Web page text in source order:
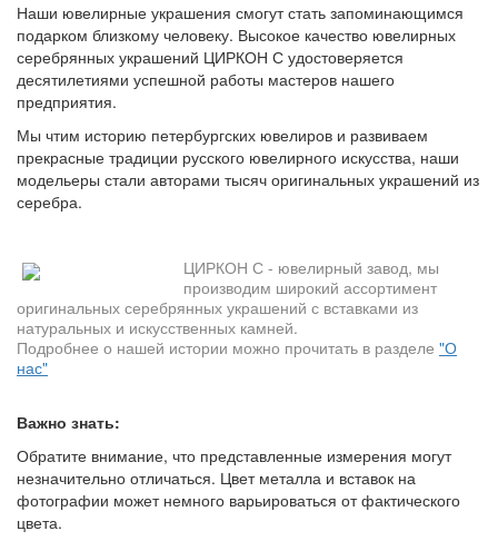
Наши ювелирные украшения смогут стать запоминающимся
подарком близкому человеку. Высокое качество ювелирных
серебрянных украшений ЦИРКОН С удостоверяется
десятилетиями успешной работы мастеров нашего
предприятия.
Мы чтим историю петербургских ювелиров и развиваем
прекрасные традиции русского ювелирного искусства, наши
модельеры стали авторами тысяч оригинальных украшений из
серебра.
ЦИРКОН С - ювелирный завод, мы
производим широкий ассортимент
оригинальных серебрянных украшений с вставками из
натуральных и искусственных камней.
Подробнее о нашей истории можно прочитать в разделе "О
нас"
Важно знать:
Обратите внимание, что представленные измерения могут
незначительно отличаться. Цвет металла и вставок на
фотографии может немного варьироваться от фактического
цвета.